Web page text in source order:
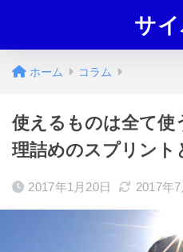
サ
ホーム コラム
使えるものは全て使
理詰めのスプリント
2017年1月20日 2017年7